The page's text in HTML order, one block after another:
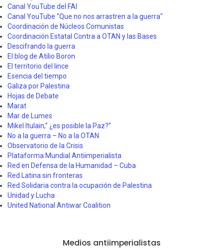
Canal YouTube del FAI
Canal YouTube "Que no nos arrastren a la guerra"
Coordinación de Núcleos Comunistas
Coordinación Estatal Contra a OTAN y las Bases
Descifrando la guerra
El blog de Atilio Boron
El territorio del lince
Esencia del tiempo
Galiza por Palestina
Hojas de Debate
Marat
Mar de Lumes
Mikel Itulain,” ¿es posible la Paz?”
No a la guerra – No a la OTAN
Observatorio de la Crisis
Plataforma Mundial Antiimperialista
Red en Defensa de la Humanidad – Cuba
Red Latina sin fronteras
Red Solidaria contra la ocupación de Palestina
Unidad y Lucha
United National Antiwar Coalition
Medios antiimperialistas